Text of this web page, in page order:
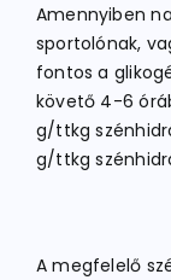
Amennyiben
sportolónak,
fontos a
követő 4-6
g/ttkg
g/ttkg
A megfelelő